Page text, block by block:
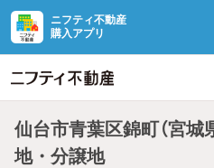
ニフティ不動産
購入アプリ
仙台市青葉区錦町（宮城
地・分譲地